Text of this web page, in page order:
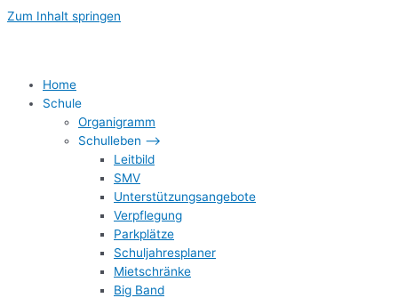
Zum Inhalt springen
Home
Schule
Organigramm
Schulleben –>
Leitbild
SMV
Unterstützungsangebote
Verpflegung
Parkplätze
Schuljahresplaner
Mietschränke
Big Band